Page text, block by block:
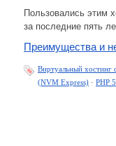
Пользовались этим
за последние пять
Преимущества и
Виртуальный хостинг
(NVM Express) · PHP